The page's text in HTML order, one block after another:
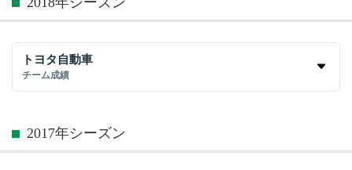
トヨタ自動車
チーム成績
2017年シーズン